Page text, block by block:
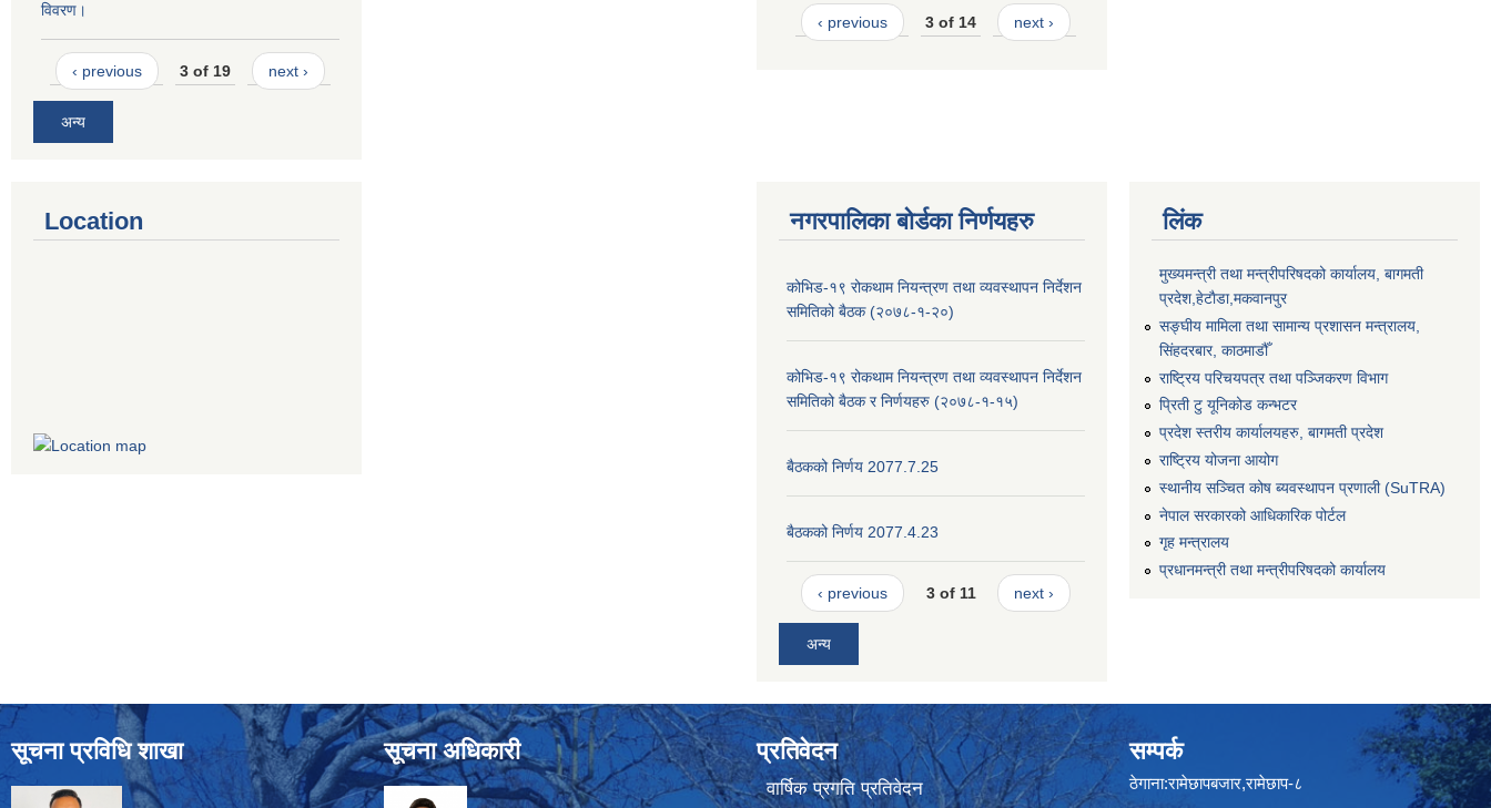
विवरण।
‹ previous 3 of 19 next ›
अन्य
‹ previous 3 of 14 next ›
Location नगरपालिका बोर्डका निर्णयहरु
कोभिड-१९ रोकथाम नियन्त्रण तथा व्यवस्थापन निर्देशन
समितिको बैठक (२०७८-१-२०)
कोभिड-१९ रोकथाम नियन्त्रण तथा व्यवस्थापन निर्देशन
समितिको बैठक र निर्णयहरु (२०७८-१-१५)
बैठकको निर्णय 2077.7.25
बैठकको निर्णय 2077.4.23
‹ previous 3 of 11 next ›
अन्य
लिंक
मुख्यमन्त्री तथा मन्त्रीपरिषदको कार्यालय, बागमती
प्रदेश,हेटाैडा,मकवानपुर
सङ्‍घीय मामिला तथा सामान्य प्रशासन मन्त्रालय,
सिंहदरबार, काठमाडौँ
राष्ट्रिय परिचयपत्र तथा पञ्जिकरण विभाग
प्रिती टु यूनिकोड कन्भटर
प्रदेश स्तरीय कार्यालयहरु, बागमती प्रदेश
राष्ट्रिय योजना आयोग
स्थानीय सञ्चित कोष ब्यवस्थापन प्रणाली (SuTRA)
नेपाल सरकारको आधिकारिक पोर्टल
गृह मन्त्रालय
प्रधानमन्त्री तथा मन्त्रीपरिषदको कार्यालय
सूचना प्रविधि शाखा सूचना अधिकारी प्रतिवेदन
वार्षिक प्रगति प्रतिवेदन
सम्पर्क
ठेगाना:रामेछापबजार,रामेछाप-८